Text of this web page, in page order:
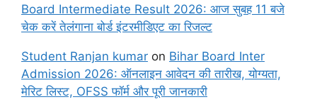
Board Intermediate Result 2026: आज सुबह 11 बजे
चेक करें तेलंगाना बोर्ड इंटरमीडिएट का रिजल्ट
Student Ranjan kumar on Bihar Board Inter
Admission 2026: ऑनलाइन आवेदन की तारीख, योग्यता,
मेरिट लिस्ट, OFSS फॉर्म और पूरी जानकारी